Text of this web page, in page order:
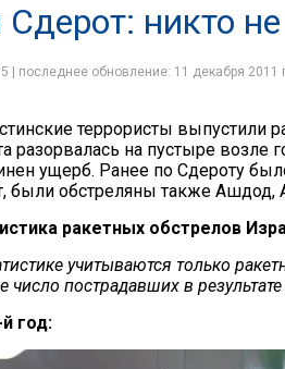
никто
| последнее обновление: 11 декабря 2011
террористы выпустили
разорвалась на пустыре возле
ущерб. Ранее по Сдероту
были обстреляны также
ракетных обстрелов
учитываются только
число пострадавших в
год: